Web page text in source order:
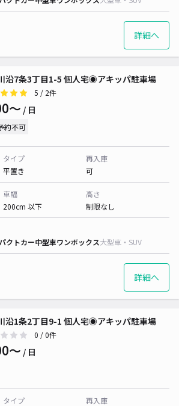
詳細へ
沿7条3丁目1-5 個人宅◉アキッパ駐車場
5 / 2件
〜 / 日
約不可
タイプ
平置き
再入庫
可
車幅
200cm 以下
高さ
制限なし
クトカー中型車ワンボックス大型車・SUV
詳細へ
沿1条2丁目9-1 個人宅◉アキッパ駐車場
0 / 0件
〜 / 日
タイプ
再入庫